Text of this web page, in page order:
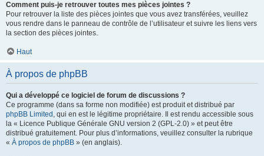
Comment puis-je retrouver toutes mes pièces jointes ?
Pour retrouver la liste des pièces jointes que vous avez transférées, veuillez
vous rendre dans le panneau de contrôle de l’utilisateur et suivre les liens vers
la section des pièces jointes.
Haut
À propos de phpBB
Qui a développé ce logiciel de forum de discussions ?
Ce programme (dans sa forme non modifiée) est produit et distribué par
phpBB Limited , qui en est le légitime propriétaire. Il est rendu accessible sous
la « Licence Publique Générale GNU version 2 (GPL-2.0) » et peut être
distribué gratuitement. Pour plus d’informations, veuillez consulter la rubrique
« À propos de phpBB » (en anglais).